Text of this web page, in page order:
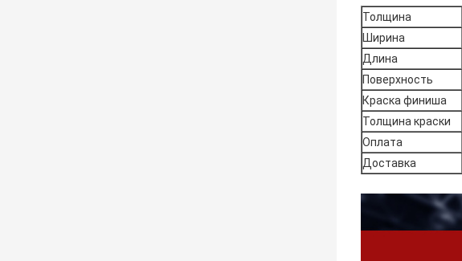
Толщина
Ширина
Длина
Поверхность
Краска финиша
Толщина краски
Оплата
Доставка